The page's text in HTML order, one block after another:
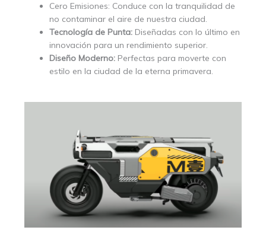
Cero Emisiones: Conduce con la tranquilidad de
no contaminar el aire de nuestra ciudad.
Tecnología de Punta: Diseñadas con lo último en
innovación para un rendimiento superior.
Diseño Moderno: Perfectas para moverte con
estilo en la ciudad de la eterna primavera.